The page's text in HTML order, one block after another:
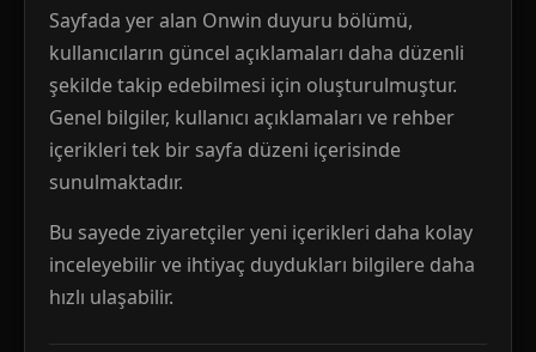
Sayfada yer alan Onwin duyuru bölümü,
kullanıcıların güncel açıklamaları daha düzenli
şekilde takip edebilmesi için oluşturulmuştur.
Genel bilgiler, kullanıcı açıklamaları ve rehber
içerikleri tek bir sayfa düzeni içerisinde
sunulmaktadır.
Bu sayede ziyaretçiler yeni içerikleri daha kolay
inceleyebilir ve ihtiyaç duydukları bilgilere daha
hızlı ulaşabilir.